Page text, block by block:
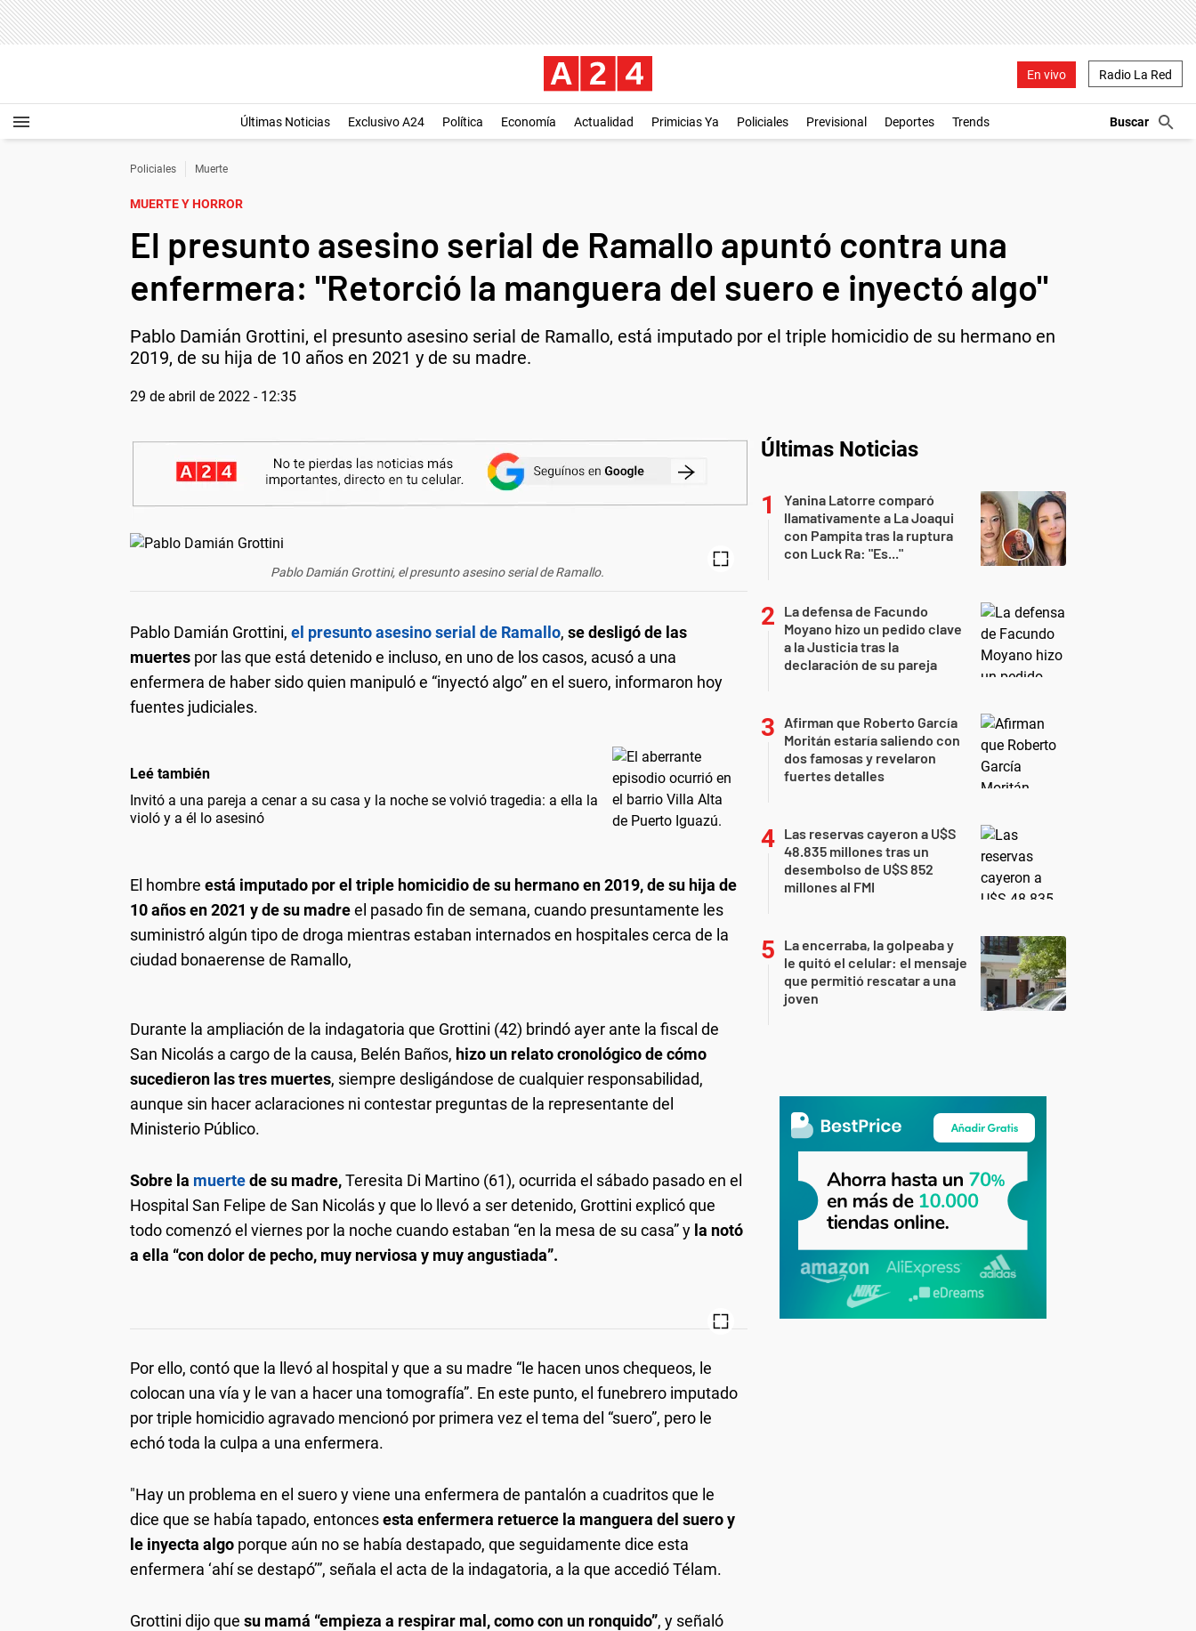
En vivo Radio La Red
Últimas Noticias Exclusivo A24 Política Economía Actualidad Primicias Ya Policiales Previsional Deportes Trends
Policiales Muerte
MUERTE Y HORROR
El presunto asesino serial de Ramallo apuntó contra una
enfermera: "Retorció la manguera del suero e inyectó algo"
Pablo Damián Grottini, el presunto asesino serial de Ramallo, está imputado por el triple homicidio de su hermano en
2019, de su hija de 10 años en 2021 y de su madre.
29 de abril de 2022 - 12:35
Pablo Damián Grottini, el presunto asesino serial de Ramallo.
Pablo Damián Grottini, el presunto asesino serial de Ramallo, se desligó de las
muertes por las que está detenido e incluso, en uno de los casos, acusó a una
enfermera de haber sido quien manipuló e “inyectó algo” en el suero, informaron hoy
fuentes judiciales.
Leé también
Invitó a una pareja a cenar a su casa y la noche se volvió tragedia: a ella la
violó y a él lo asesinó
El hombre está imputado por el triple homicidio de su hermano en 2019, de su hija de
10 años en 2021 y de su madreel pasado fin de semana, cuando presuntamente les
suministró algún tipo de droga mientras estaban internados en hospitales cerca de la
ciudad bonaerense de Ramallo,
Durante la ampliación de la indagatoria que Grottini (42) brindó ayer ante la fiscal de
San Nicolás a cargo de la causa, Belén Baños, hizo un relato cronológico de cómo
sucedieron las tres muertes, siempre desligándose de cualquier responsabilidad,
aunque sin hacer aclaraciones ni contestar preguntas de la representante del
Ministerio Público.
Sobre la muertede su madre,Teresita Di Martino (61), ocurrida el sábado pasado en el
Hospital San Felipe de San Nicolás y que lo llevó a ser detenido, Grottini explicó que
todo comenzó el viernes por la noche cuando estaban “en la mesa de su casa” y la notó
a ella “con dolor de pecho, muy nerviosa y muy angustiada”.
Por ello, contó que la llevó al hospital y que a su madre “le hacen unos chequeos, le
colocan una vía y le van a hacer una tomografía”. En este punto, el funebrero imputado
por triple homicidio agravado mencionó por primera vez el tema del “suero”, pero le
echó toda la culpa a una enfermera.
"Hay un problema en el suero y viene una enfermera de pantalón a cuadritos que le
dice que se había tapado, entoncesesta enfermera retuerce la manguera del suero y
le inyecta algo porque aún no se había destapado, que seguidamente dice esta
enfermera ‘ahí se destapó’”, señala el acta de la indagatoria, a la que accedió Télam.
Grottini dijo que su mamá “empieza a respirar mal, como con un ronquido”, y señaló
Últimas Noticias
Yanina Latorre comparó
llamativamente a La Joaqui
con Pampita tras la ruptura
con Luck Ra: "Es..."
La defensa de Facundo
Moyano hizo un pedido clave
a la Justicia tras la
declaración de su pareja
Afirman que Roberto García
Moritán estaría saliendo con
dos famosas y revelaron
fuertes detalles
Las reservas cayeron a U$S
48.835 millones tras un
desembolso de U$S 852
millones al FMI
La encerraba, la golpeaba y
le quitó el celular: el mensaje
que permitió rescatar a una
joven